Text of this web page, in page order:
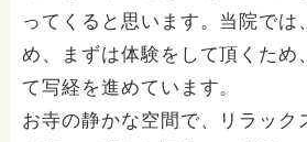
ってくると思います。当院では
め、まずは体験をして頂くため
て写経を進めています。
お寺の静かな空間で、リラック